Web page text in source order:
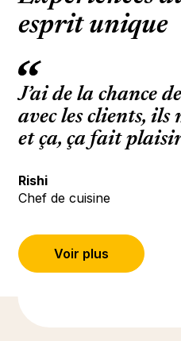
esprit unique
J’ai de la chance
avec les clients, ils
et ça, ça fait
Rishi
Chef de cuisine
Voir plus (S’ouvre